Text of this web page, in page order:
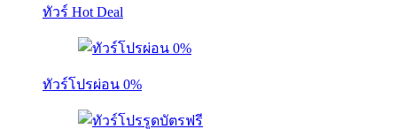
ทัวร์ Hot Deal
ทัวร์โปรผ่อน 0%